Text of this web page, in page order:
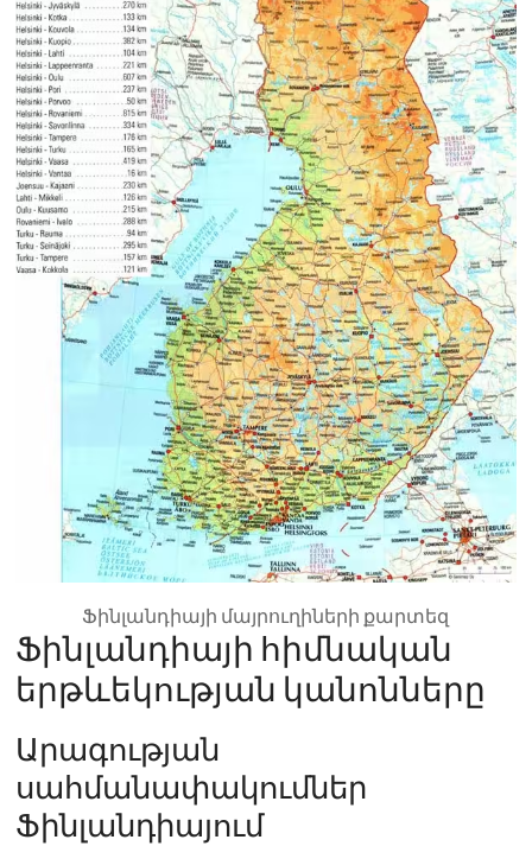
Ֆինլանդիայի մայրուղիների քարտեզ
Ֆինլանդիայի հիմնական
երթևեկության կանոնները
Արագության
սահմանափակումներ
Ֆինլանդիայում